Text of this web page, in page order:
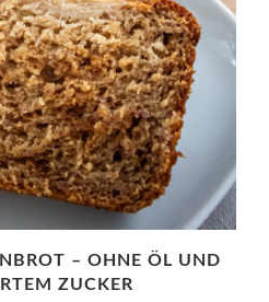
– OHNE ÖL UND
ZUCKER